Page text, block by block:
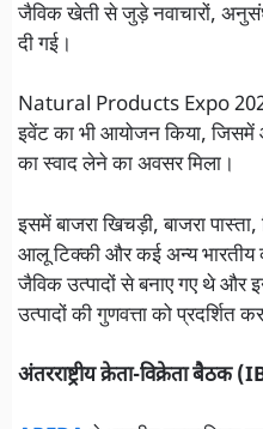
जैविक खेती से जुड़े नवाचारों,
दी गई।
Natural Products Expo
इवेंट का भी आयोजन किया, जिसमें
का स्वाद लेने का अवसर मिला।
इसमें बाजरा खिचड़ी, बाजरा
आलू टिक्की और कई अन्य भारतीय
जैविक उत्पादों से बनाए गए थे और
उत्पादों की गुणवत्ता को प्रदर्शित
अंतरराष्ट्रीय क्रेता-विक्रेता